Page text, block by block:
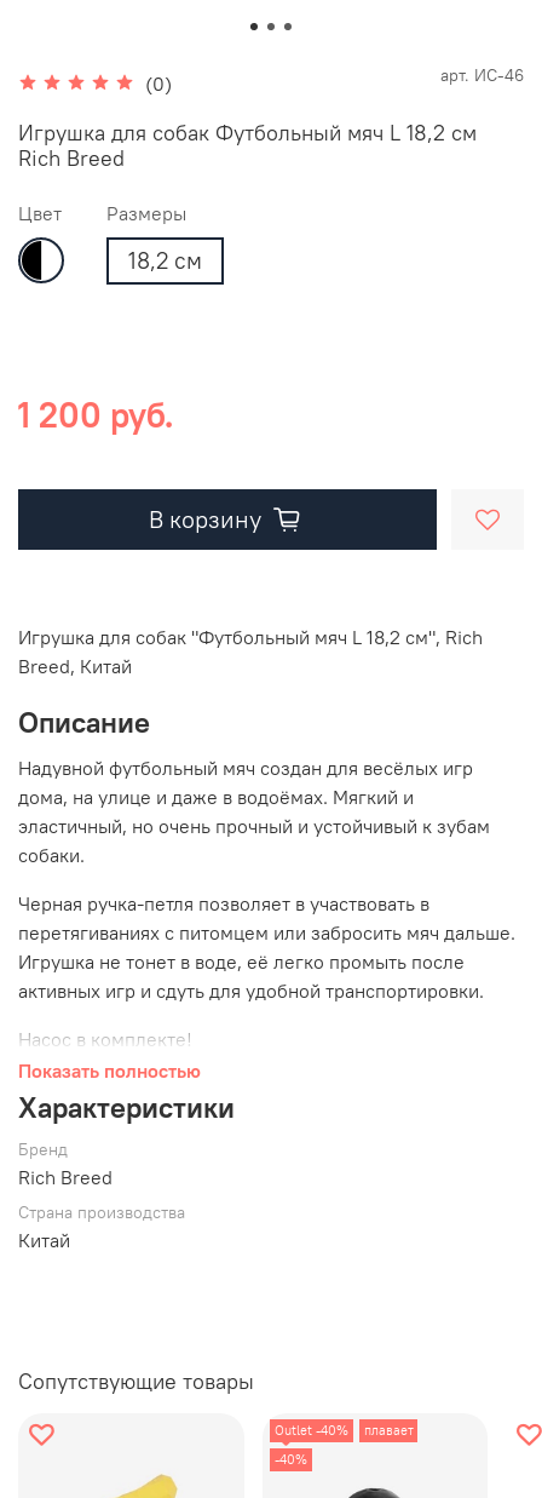
(0) арт. ИС-46
Игрушка для собак Футбольный мяч L 18,2 см
Rich Breed
Цвет Размеры
18,2 см
1 200 руб.
В корзину
Игрушка для собак "Футбольный мяч L 18,2 см", Rich
Breed, Китай
Описание
Надувной футбольный мяч создан для весёлых игр
дома, на улице и даже в водоёмах. Мягкий и
эластичный, но очень прочный и устойчивый к зубам
собаки.
Черная ручка-петля позволяет в участвовать в
перетягиваниях с питомцем или забросить мяч дальше.
Игрушка не тонет в воде, её легко промыть после
активных игр и сдуть для удобной транспортировки.
Насос в комплекте!
Прочный материал
Насос в комплекте
Размер L - диаметр мяча 18,2 см
дольше и, самое главное, сохранить питомца в
безопасности. Стоит прекратить игру, если игрушка
начала разрушаться.
Показать полностью
Характеристики
Бренд
Rich Breed
Страна производства
Китай
Сопутствующие товары
Outlet -40%
плавает
-40%